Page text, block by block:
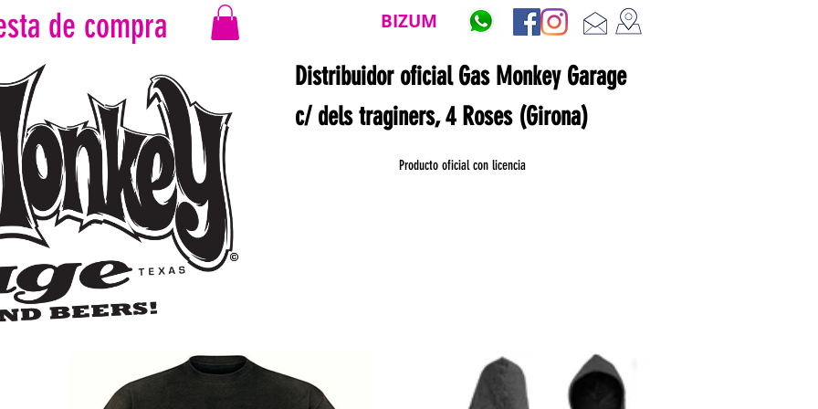
de compra BIZUM
Producto oficial con licencia
c/ dels traginers, 4 Roses (Girona)
Distribuidor oficial Gas Monkey Garage